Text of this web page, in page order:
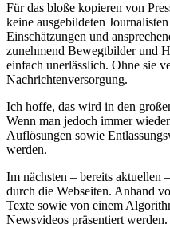
Für das bloße kopieren von
keine ausgebildeten
Einschätzungen und
zunehmend Bewegtbilder und
einfach unerlässlich. Ohne sie
Nachrichtenversorgung.
Ich hoffe, das wird in den
Wenn man jedoch immer
Auflösungen sowie
werden.
Im nächsten – bereits aktuellen
durch die Webseiten. Anhand
Texte sowie von einem
Newsvideos präsentiert werden.